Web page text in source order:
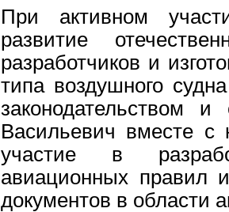
При активном
развитие
разработчиков и
типа воздушного
законодательством
Васильевич вместе с
участие в
авиационных правил
документов в области